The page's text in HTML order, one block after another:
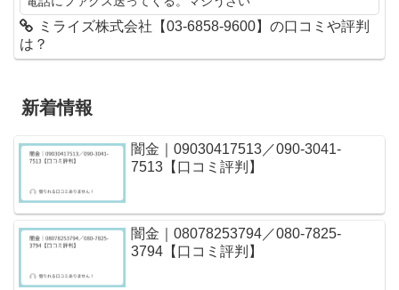
ミライズ株式会社【03-6858-9600】の口コミや評判
は？
新着情報
闇金｜09030417513／090-3041-
7513【口コミ評判】
闇金｜08078253794／080-7825-
3794【口コミ評判】